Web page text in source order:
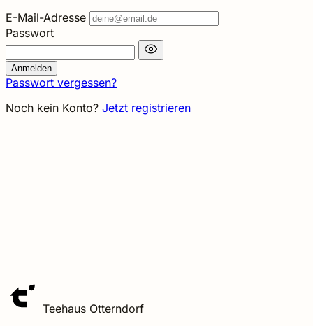
E-Mail-Adresse
Passwort
Anmelden
Passwort vergessen?
Noch kein Konto? Jetzt registrieren
Teehaus Otterndorf